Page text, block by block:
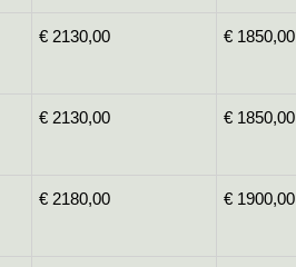
€ 2130,00 € 1850,00
€ 2130,00 € 1850,00
€ 2180,00 € 1900,00